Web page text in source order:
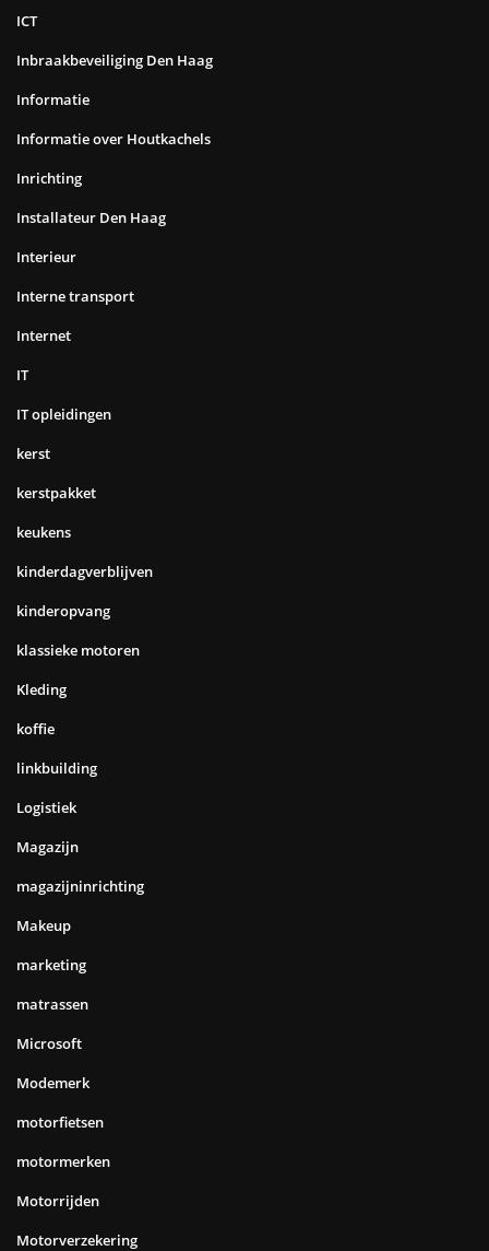
ICT
Inbraakbeveiliging Den Haag
Informatie
Informatie over Houtkachels
Inrichting
Installateur Den Haag
Interieur
Interne transport
Internet
IT
IT opleidingen
kerst
kerstpakket
keukens
kinderdagverblijven
kinderopvang
klassieke motoren
Kleding
koffie
linkbuilding
Logistiek
Magazijn
magazijninrichting
Makeup
marketing
matrassen
Microsoft
Modemerk
motorfietsen
motormerken
Motorrijden
Motorverzekering